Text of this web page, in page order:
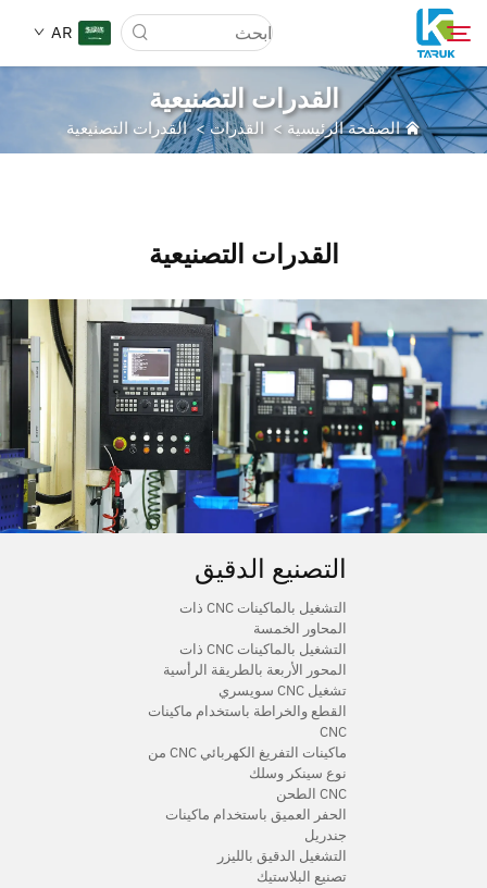
AR
لماذا TARUK
أخبار وأحداث
من نحن
مدونة
اتصل بنا
القدرات التصنيعية
الصفحة الرئيسية > القدرات>القدرات التصنيعية
القدرات التصنيعية
التصنيع الدقيق
التشغيل بالماكينات CNC ذات
المحاور الخمسة
التشغيل بالماكينات CNC ذات
المحور الأربعة بالطريقة الرأسية
تشغيل CNC سويسري
القطع والخراطة باستخدام ماكينات
CNC
ماكينات التفريغ الكهربائي CNC من
نوع سينكر وسلك
CNC الطحن
الحفر العميق باستخدام ماكينات
جندريل
التشغيل الدقيق بالليزر
تصنيع البلاستيك